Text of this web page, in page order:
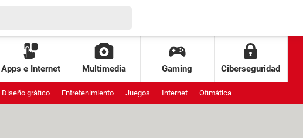
Apps e Internet Multimedia Gaming Ciberseguridad
Diseño gráfico Entretenimiento Juegos Internet Ofimática